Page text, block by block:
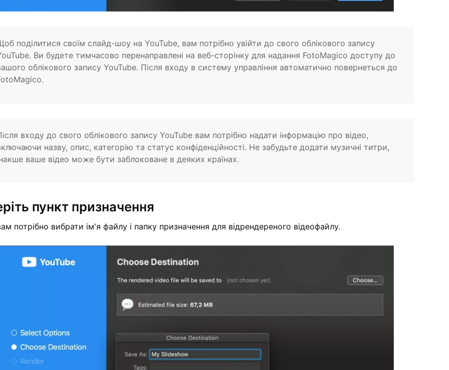
поділитися своїм слайд-шоу на YouTube, вам потрібно увійти до свого облікового запису
Ви будете тимчасово перенаправлені на веб-сторінку для надання FotoMagico доступу до
облікового запису YouTube. Після входу в систему управління автоматично повернеться до
входу до свого облікового запису YouTube вам потрібно надати інформацію про відео,
назву, опис, категорію та статус конфіденційності. Не забудьте додати музичні титри,
ваше відео може бути заблоковане в деяких країнах.
пункт призначення
потрібно вибрати ім'я файлу і папку призначення для відрендереного відеофайлу.